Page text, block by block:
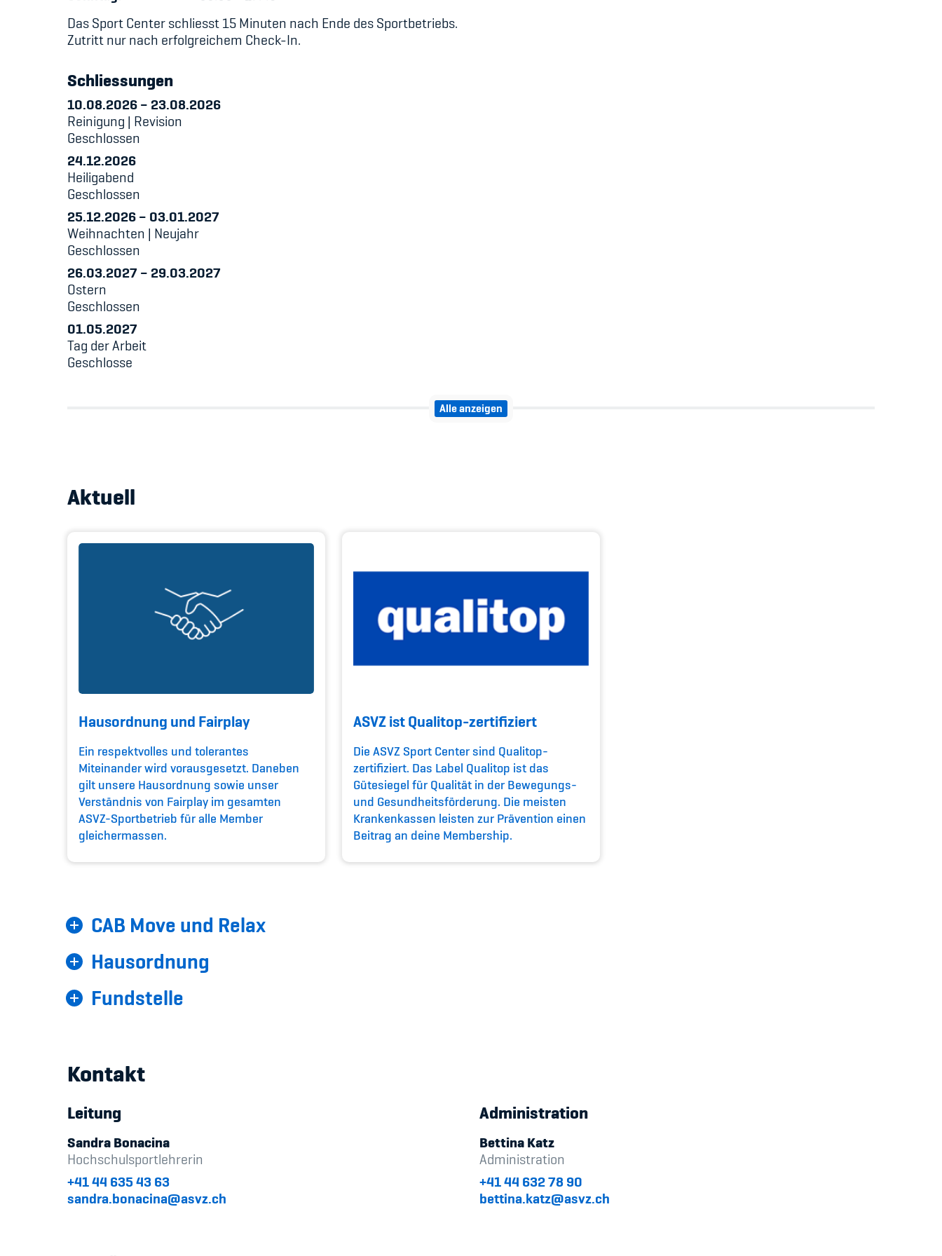
Das Sport Center schliesst 15 Minuten nach Ende des Sportbetriebs.
Zutritt nur nach erfolgreichem Check-In.
Schliessungen
10.08.2026– 23.08.2026
Reinigung | Revision
Geschlossen
24.12.2026
Heiligabend
Geschlossen
25.12.2026– 03.01.2027
Weihnachten | Neujahr
Geschlossen
26.03.2027– 29.03.2027
Ostern
Geschlossen
01.05.2027
Tag der Arbeit
Geschlosse
Alle anzeigen
Aktuell
Hausordnung und Fairplay
Ein respektvolles und tolerantes
Miteinander wird vorausgesetzt. Daneben
gilt unsere Hausordnung sowie unser
Verständnis von Fairplay im gesamten
ASVZ-Sportbetrieb für alle Member
gleichermassen.
ASVZ ist Qualitop-zertifiziert
Die ASVZ Sport Center sind Qualitop-
zertifiziert. Das Label Qualitop ist das
Gütesiegel für Qualität in der Bewegungs-
und Gesundheitsförderung. Die meisten
Krankenkassen leisten zur Prävention einen
Beitrag an deine Membership.
CAB Move und Relax
Hausordnung
Fundstelle
Kontakt
Leitung
Sandra Bonacina
Hochschulsportlehrerin
+41 44 635 43 63
sandra.bonacina@asvz.ch
Administration
Bettina Katz
Administration
+41 44 632 78 90
bettina.katz@asvz.ch